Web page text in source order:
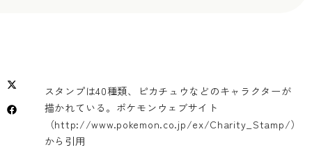
スタンプは40種類、ピカチュウなどのキャラクターが
描かれている。ポケモンウェブサイト
（http://www.pokemon.co.jp/ex/Charity_Stamp/）
から引用